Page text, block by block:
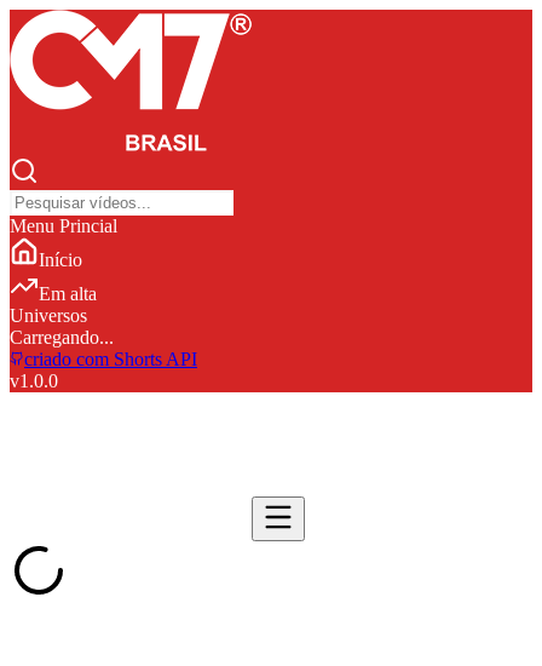
Menu Princial
Início
Em alta
Universos
Carregando...
criado com Shorts API
v1.0.0